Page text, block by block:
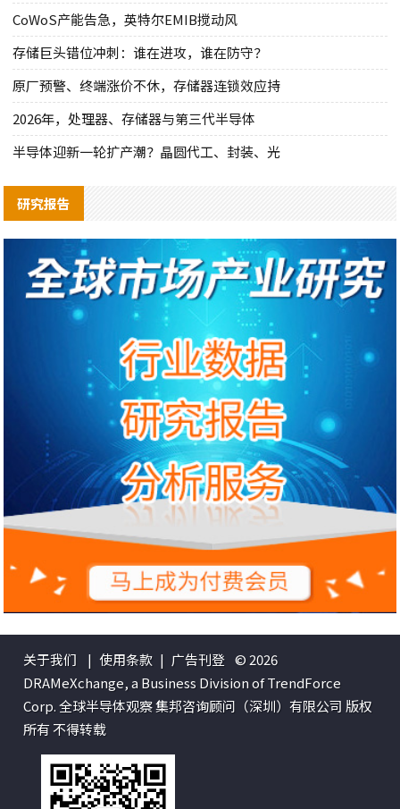
CoWoS产能告急，英特尔EMIB搅动风
存储巨头错位冲刺：谁在进攻，谁在防守？
原厂预警、终端涨价不休，存储器连锁效应持
2026年，处理器、存储器与第三代半导体
半导体迎新一轮扩产潮？晶圆代工、封装、光
研究报告
关于我们 | 使用条款 | 广告刊登 © 2026
DRAMeXchange, a Business Division of TrendForce
Corp. 全球半导体观察 集邦咨询顾问（深圳）有限公司 版权
所有 不得转载